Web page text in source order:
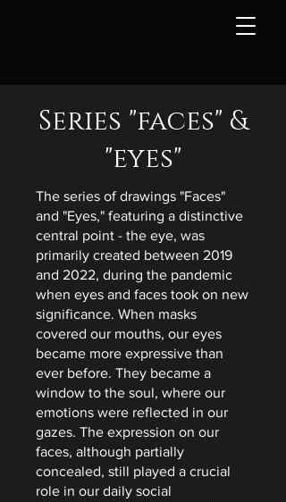
Series "faces" &
"eyes"
The series of drawings "Faces"
and "Eyes," featuring a distinctive
central point - the eye, was
primarily created between 2019
and 2022, during the pandemic
when eyes and faces took on new
significance. When masks
covered our mouths, our eyes
became more expressive than
ever before. They became a
window to the soul, where our
emotions were reflected in our
gazes. The expression on our
faces, although partially
concealed, still played a crucial
role in our daily social